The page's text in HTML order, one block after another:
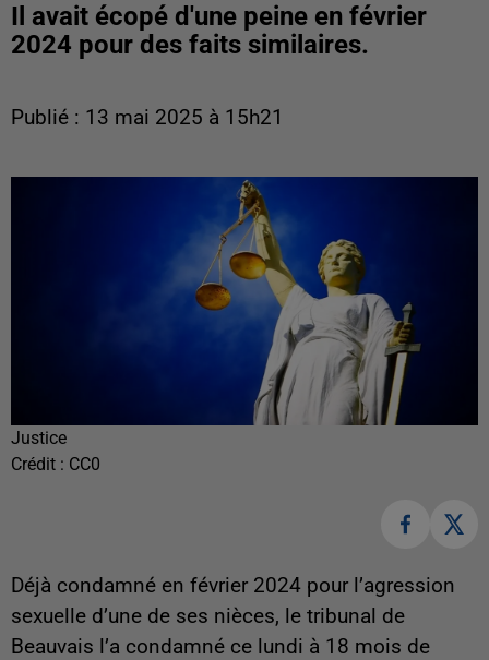
Il avait écopé d'une peine en février
2024 pour des faits similaires.
Publié : 13 mai 2025 à 15h21
Justice
Crédit : CC0
Déjà condamné en février 2024 pour l’agression
sexuelle d’une de ses nièces, le tribunal de
Beauvais l’a condamné ce lundi à 18 mois de